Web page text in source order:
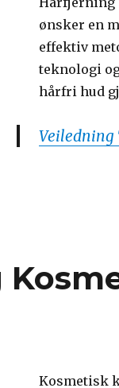
ønsker en
effektiv
teknologi
hårfri hud
Veiledning
Kosmetisk